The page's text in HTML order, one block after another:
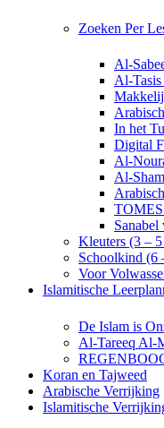
Zoeken Per
Al-
Al-
In het
Digital
Al-
Al-
Sanabel
Kleuters (3 – 5
Schoolkind (6
Voor
Islamitische
De Islam is
Al-Tareeq Al-
Koran en Tajweed
Arabische Verrijking
Islamitische